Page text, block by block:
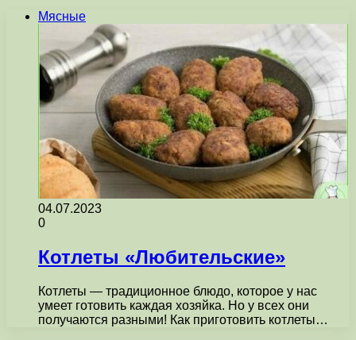
Мясные
04.07.2023
0
Котлеты «Любительские»
Котлеты — традиционное блюдо, которое у нас
умеет готовить каждая хозяйка. Но у всех они
получаются разными! Как приготовить котлеты…